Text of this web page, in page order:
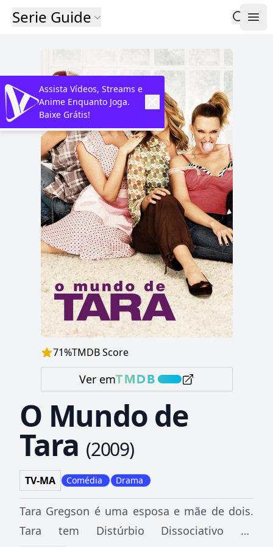
Serie Guide
71%TMDB Score
Ver em
O Mundo de
Tara (2009)
TV-MA Comédia Drama
Tara Gregson é uma esposa e mãe de dois.
Tara tem Distúrbio Dissociativo de
Assista Vídeos, Streams e
Anime Enquanto Joga.
Baixe Grátis!